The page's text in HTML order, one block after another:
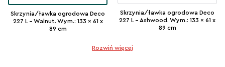
Skrzynia/ławka ogrodowa Deco
227 L - Walnut. Wym.: 133 x 61 x
89 cm
Skrzynia/ławka ogrodowa Deco
227 L - Ashwood. Wym.: 133 x 61 x
89 cm
Rozwiń więcej